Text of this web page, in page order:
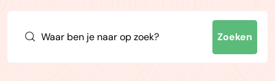
Zoeken